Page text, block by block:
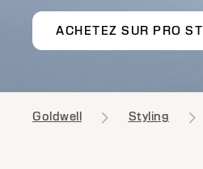
ACHETEZ SUR PRO
Goldwell Styling